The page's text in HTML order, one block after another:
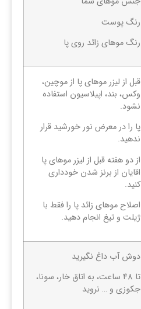
رنگ پوست
رنگ موهای زائد روی پا
قبل از لیزر موهای پا از موچین،
وکس، بند، اپیلاسیون استفاده
نشود.
پا را در معرض نور خورشید قرار
ندهید.
از دو هفته قبل از لیزر موهای پا
اقایان از برنز شدن خودداری
کنید.
اصلاح موهای زائد پا را فقط با
ژیلت و تیغ انجام دهید.
دوش آب داغ نگیرید
تا 48 ساعت، به اتاق خار، سونا،
جکوزی و … نروید